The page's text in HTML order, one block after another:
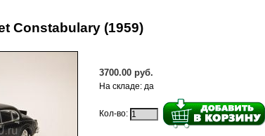
Constabulary (1959)
3700.00 руб.
На складе: да
Кол-во: